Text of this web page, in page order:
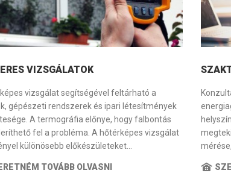
VIZSGÁLATOK
vizsgálat segítségével feltárható a
gépészeti rendszerek és ipari létesítmények
A termográfia előnye, hogy falbontás
fel a probléma. A hőtérképes vizsgálat
különösebb előkészületeket…
TOVÁBB OLVASNI